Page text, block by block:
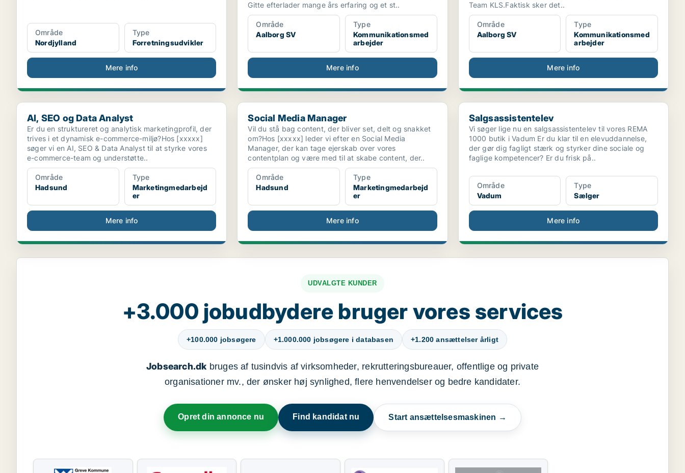
Område
Nordjylland
Type
Forretningsudvikler
Mere info
Gitte efterlader mange års erfaring og et st..
Område
Aalborg SV
Type
Kommunikationsmed
arbejder
Mere info
Team KLS.Faktisk sker det..
Område
Aalborg SV
Type
Kommunikationsmed
arbejder
Mere info
AI, SEO og Data Analyst
AI, SEO og Data Analyst
Er du en struktureret og analytisk marketingprofil, der
trives i et dynamisk e-commerce-miljø?Hos [xxxxx]
søger vi en AI, SEO & Data Analyst til at styrke vores
e-commerce-team og understøtte..
Område
Hadsund
Type
Marketingmedarbejd
er
Mere info
Social Media Manager
Social Media Manager
Vil du stå bag content, der bliver set, delt og snakket
om?Hos [xxxxx] leder vi efter en Social Media
Manager, der kan tage ejerskab over vores
contentplan og være med til at skabe content, der..
Område
Hadsund
Type
Marketingmedarbejd
er
Mere info
Salgsassistentelev
Salgsassistentelev
Vi søger lige nu en salgsassistentelev til vores REMA
1000 butik i Vadum Er du klar til en elevuddannelse,
der gør dig fagligt stærk og styrker dine sociale og
faglige kompetencer? Er du frisk på..
Område
Vadum
Type
Sælger
Mere info
UDVALGTE KUNDER
+3.000 jobudbydere bruger vores services
+100.000 jobsøgere +1.000.000 jobsøgere i databasen +1.200 ansættelser årligt
Jobsearch.dkbruges af tusindvis af virksomheder, rekrutteringsbureauer, offentlige og private
organisationer mv., der ønsker høj synlighed, flere henvendelser og bedre kandidater.
Opret din annonce nu Find kandidat nu Start ansættelsesmaskinen →